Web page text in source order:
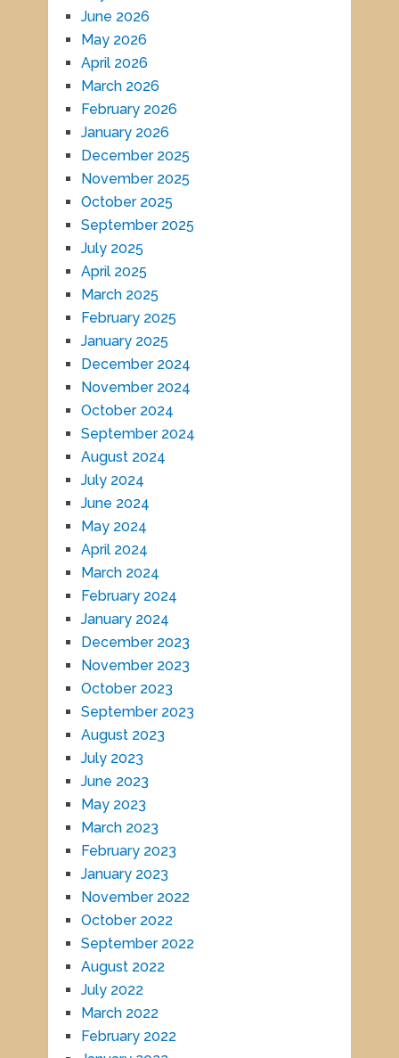
June 2026
May 2026
April 2026
March 2026
February 2026
January 2026
December 2025
November 2025
October 2025
September 2025
July 2025
April 2025
March 2025
February 2025
January 2025
December 2024
November 2024
October 2024
September 2024
August 2024
July 2024
June 2024
May 2024
April 2024
March 2024
February 2024
January 2024
December 2023
November 2023
October 2023
September 2023
August 2023
July 2023
June 2023
May 2023
March 2023
February 2023
January 2023
November 2022
October 2022
September 2022
August 2022
July 2022
March 2022
February 2022